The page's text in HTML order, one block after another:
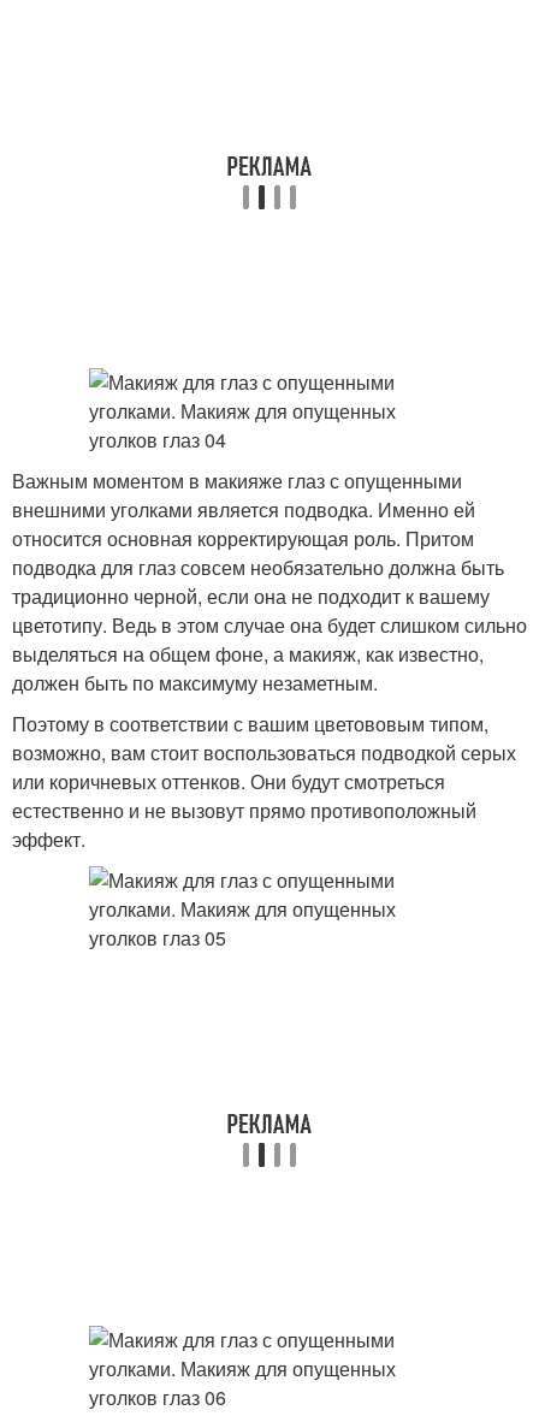
Важным моментом в макияже глаз с опущенными
внешними уголками является подводка. Именно ей
относится основная корректирующая роль. Притом
подводка для глаз совсем необязательно должна быть
традиционно черной, если она не подходит к вашему
цветотипу. Ведь в этом случае она будет слишком сильно
выделяться на общем фоне, а макияж, как известно,
должен быть по максимуму незаметным.
Поэтому в соответствии с вашим цветововым типом,
возможно, вам стоит воспользоваться подводкой серых
или коричневых оттенков. Они будут смотреться
естественно и не вызовут прямо противоположный
эффект.